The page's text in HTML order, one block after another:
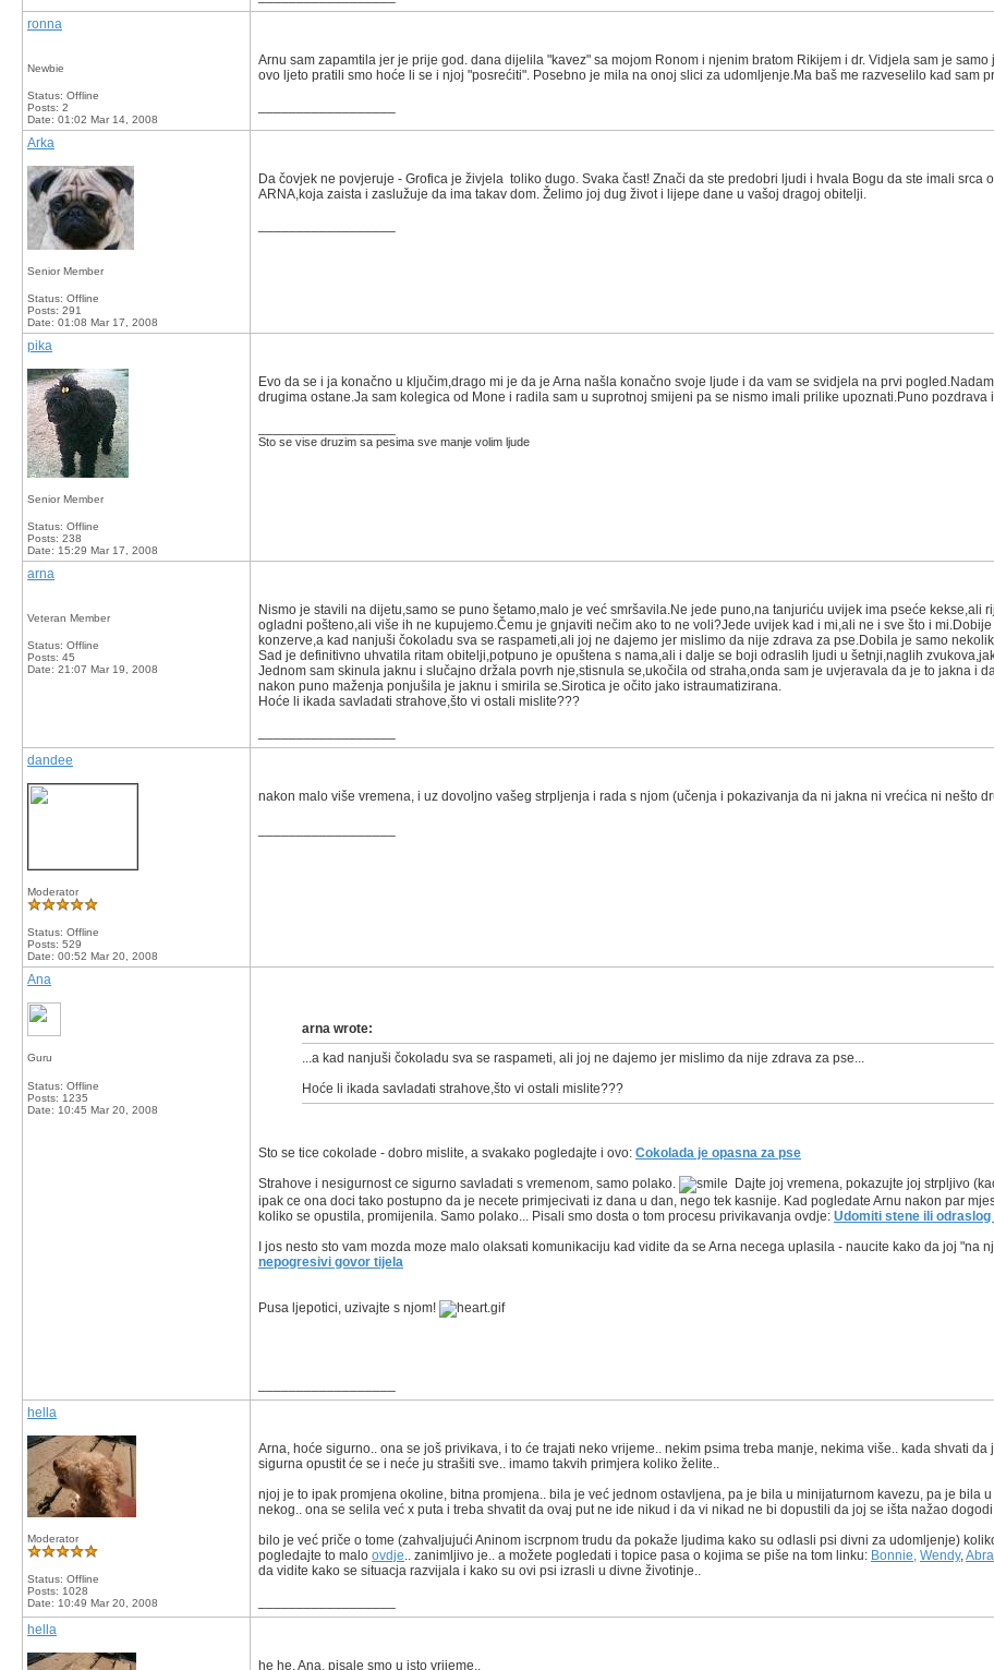
ronna
Newbie
Status: Offline
Posts: 2
Date: 01:02 Mar 14, 2008
Arnu sam zapamtila jer je prije god. dana dijelila "kavez" sa mojom Ronom i njenim bratom Rikijem i dr. Vidjela sam je
ovo ljeto pratili smo hoće li se i njoj "posrećiti". Posebno je mila na onoj slici za udomljenje.Ma baš me razveselilo kad sam
Arka
Senior Member
Status: Offline
Posts: 291
Date: 01:08 Mar 17, 2008
Da čovjek ne povjeruje - Grofica je živjela toliko dugo. Svaka čast! Znači da ste predobri ljudi i hvala Bogu da ste imali
ARNA,koja zaista i zaslužuje da ima takav dom. Želimo joj dug život i lijepe dane u vašoj dragoj obitelji.
pika
Senior Member
Status: Offline
Posts: 238
Date: 15:29 Mar 17, 2008
Evo da se i ja konačno u ključim,drago mi je da je Arna našla konačno svoje ljude i da vam se svidjela na prvi
drugima ostane.Ja sam kolegica od Mone i radila sam u suprotnoj smijeni pa se nismo imali prilike upoznati.Puno pozdrava
Sto se vise druzim sa pesima sve manje volim ljude
arna
Veteran Member
Status: Offline
Posts: 45
Date: 21:07 Mar 19, 2008
Nismo je stavili na dijetu,samo se puno šetamo,malo je već smršavila.Ne jede puno,na tanjuriću uvijek ima pseće
ogladni pošteno,ali više ih ne kupujemo.Čemu je gnjaviti nečim ako to ne voli?Jede uvijek kad i mi,ali ne i sve što i
konzerve,a kad nanjuši čokoladu sva se raspameti,ali joj ne dajemo jer mislimo da nije zdrava za pse.Dobila je samo
Sad je definitivno uhvatila ritam obitelji,potpuno je opuštena s nama,ali i dalje se boji odraslih ljudi u šetnji,naglih
Jednom sam skinula jaknu i slučajno držala povrh nje,stisnula se,ukočila od straha,onda sam je uvjeravala da je to jakna i
nakon puno maženja ponjušila je jaknu i smirila se.Sirotica je očito jako istraumatizirana.
Hoće li ikada savladati strahove,što vi ostali mislite???
dandee
Moderator
Status: Offline
Posts: 529
Date: 00:52 Mar 20, 2008
nakon malo više vremena, i uz dovoljno vašeg strpljenja i rada s njom (učenja i pokazivanja da ni jakna ni vrećica ni nešto
Ana
Guru
Status: Offline
Posts: 1235
Date: 10:45 Mar 20, 2008
arna wrote:
...a kad nanjuši čokoladu sva se raspameti, ali joj ne dajemo jer mislimo da nije zdrava za pse...
Hoće li ikada savladati strahove,što vi ostali mislite???
Sto se tice cokolade - dobro mislite, a svakako pogledajte i ovo: Cokolada je opasna za pse
Strahove i nesigurnost ce sigurno savladati s vremenom, samo polako.
Dajte joj vremena, pokazujte joj strpljivo
ipak ce ona doci tako postupno da je necete primjecivati iz dana u dan, nego tek kasnije. Kad pogledate Arnu nakon par
koliko se opustila, promijenila. Samo polako... Pisali smo dosta o tom procesu privikavanja ovdje: Udomiti stene ili odraslog
I jos nesto sto vam mozda moze malo olaksati komunikaciju kad vidite da se Arna necega uplasila - naucite kako da joj "na
nepogresivi govor tijela
Pusa ljepotici, uzivajte s njom!
hella
Moderator
Status: Offline
Posts: 1028
Date: 10:49 Mar 20, 2008
Arna, hoće sigurno.. ona se još privikava, i to će trajati neko vrijeme.. nekim psima treba manje, nekima više.. kada shvati
sigurna opustit će se i neće ju strašiti sve.. imamo takvih primjera koliko želite..
njoj je to ipak promjena okoline, bitna promjena.. bila je već jednom ostavljena, pa je bila u minijaturnom kavezu, pa je bila
nekog.. ona se selila već x puta i treba shvatit da ovaj put ne ide nikud i da vi nikad ne bi dopustili da joj se išta nažao
bilo je već priče o tome (zahvaljujući Aninom iscrpnom trudu da pokaže ljudima kako su odlasli psi divni za udomljenje)
pogledajte to malo ovdje.. zanimljivo je.. a možete pogledati i topice pasa o kojima se piše na tom linku: Bonnie, Wendy,Abra
da vidite kako se situacja razvijala i kako su ovi psi izrasli u divne životinje..
hella
he he, Ana, pisale smo u isto vrijeme..